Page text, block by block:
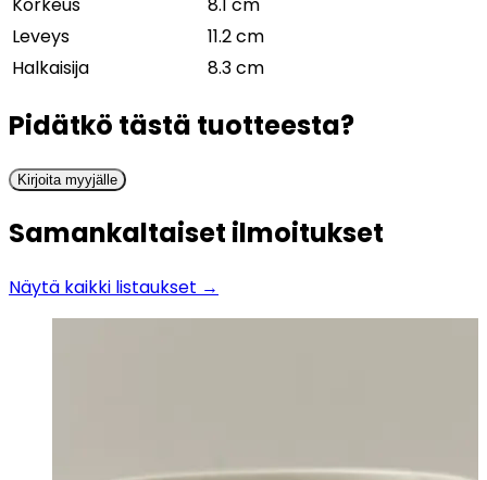
Leveys
11.2 cm
Halkaisija
8.3 cm
Pidätkö tästä tuotteesta?
Kirjoita myyjälle
Samankaltaiset ilmoitukset
Näytä kaikki listaukset →